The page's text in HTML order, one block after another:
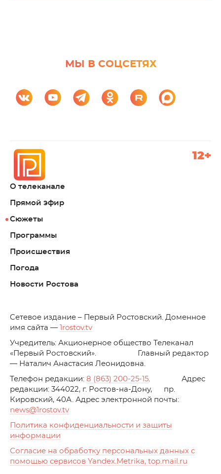
МЫ В СОЦСЕТЯХ
О телеканале
Прямой эфир
Сюжеты
Программы
Происшествия
Погода
Новости Ростова
12+
Cетевое издание – Первый Ростовский. Доменное
имя сайта —
1rostov.tv
Учредитель: Акционерное общество Телеканал
«Первый Ростовский». Главный редактор
— Наталич Анастасия Леонидовна.
Телефон редакции: 8 (863) 200-25-15. Адрес
редакции: 344022, г. Ростов-на-Дону, пр.
Кировский, 40А. Адрес электронной почты:
news@1rostov.tv
Политика конфиденциальности и защиты
информации
Согласие на обработку персональных данных с
помощью сервисов Yandex.Metrika, top.mail.ru